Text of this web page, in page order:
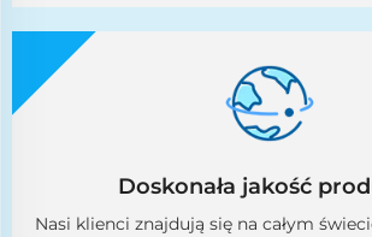
Doskonała jakość
Nasi klienci znajdują się na całym